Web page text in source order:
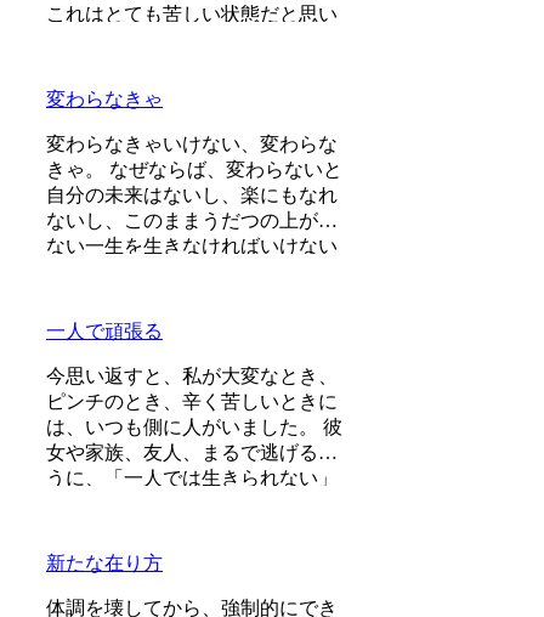
これはとても苦しい状態だと思い
くても変われない、やりたくても
体が重くてできない、それは、今
の自分への諦めであったり、変わ
らなくてもいいという、強制的な
選択のようにも思いました。 変わ
らなくてもいい、それは今の自分
とい
変わらなきゃ
変わらなきゃいけない、変わらな
きゃ。 なぜならば、変わらないと
自分の未来はないし、楽にもなれ
ないし、このままうだつの上がら
ない一生を生きなければいけない
ると、情けなくて、惨めで、イラ
イラすると、あなたは思っている
んだね。 だから、変わらなきゃい
けないと、あなたは思っているん
だよね。 今に限らず、ずーっとこ
のパターンはあったと思います。
そ
一人で頑張る
今思い返すと、私が大変なとき、
ピンチのとき、辛く苦しいときに
は、いつも側に人がいました。 彼
女や家族、友人、まるで逃げるよ
うに、「一人では生きられない」
します。 海外に一人で行って頑張
っている人、一人で上京して頑張
っている人、どこかにいかなくて
新たな在り方
体調を壊してから、強制的にでき